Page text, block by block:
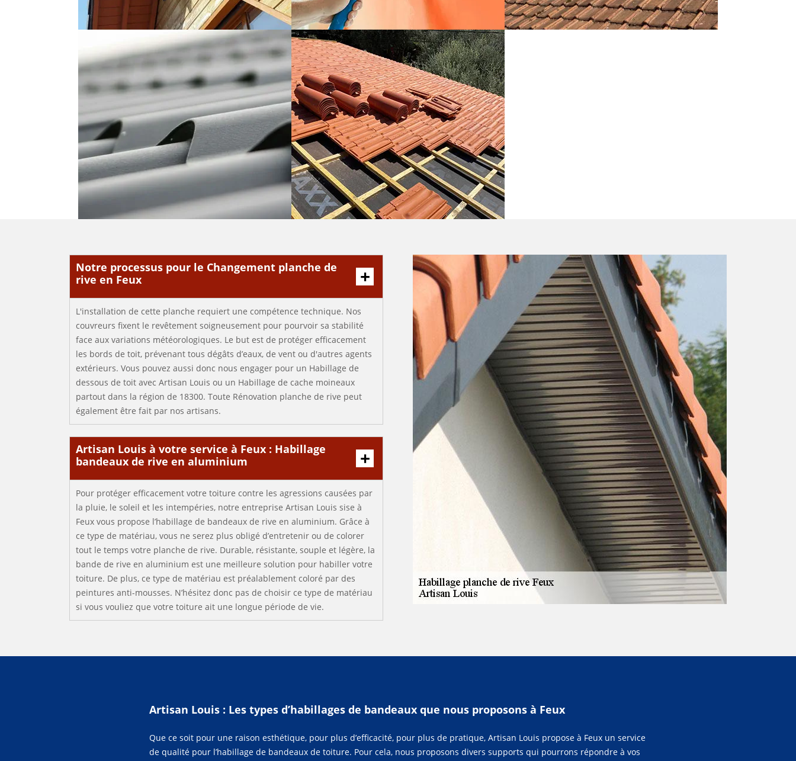
Notre processus pour le Changement planche de
rive en Feux
L'installation de cette planche requiert une compétence technique. Nos
couvreurs fixent le revêtement soigneusement pour pourvoir sa stabilité
face aux variations météorologiques. Le but est de protéger efficacement
les bords de toit, prévenant tous dégâts d’eaux, de vent ou d'autres agents
extérieurs. Vous pouvez aussi donc nous engager pour un Habillage de
dessous de toit avec Artisan Louis ou un Habillage de cache moineaux
partout dans la région de 18300. Toute Rénovation planche de rive peut
également être fait par nos artisans.
Artisan Louis à votre service à Feux : Habillage
bandeaux de rive en aluminium
Pour protéger efficacement votre toiture contre les agressions causées par
la pluie, le soleil et les intempéries, notre entreprise Artisan Louis sise à
Feux vous propose l’habillage de bandeaux de rive en aluminium. Grâce à
ce type de matériau, vous ne serez plus obligé d’entretenir ou de colorer
tout le temps votre planche de rive. Durable, résistante, souple et légère, la
bande de rive en aluminium est une meilleure solution pour habiller votre
toiture. De plus, ce type de matériau est préalablement coloré par des
peintures anti-mousses. N’hésitez donc pas de choisir ce type de matériau
si vous vouliez que votre toiture ait une longue période de vie.
Artisan Louis : Les types d’habillages de bandeaux que nous proposons à Feux
Que ce soit pour une raison esthétique, pour plus d’efficacité, pour plus de pratique, Artisan Louis propose à Feux un service
de qualité pour l’habillage de bandeaux de toiture. Pour cela, nous proposons divers supports qui pourrons répondre à vos